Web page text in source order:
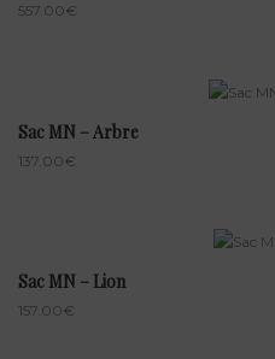
557.00€
Sac MN – Arbre
137.00€
Sac MN – Lion
157.00€